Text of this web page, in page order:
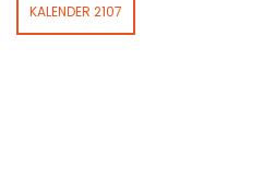
KALENDER 2107